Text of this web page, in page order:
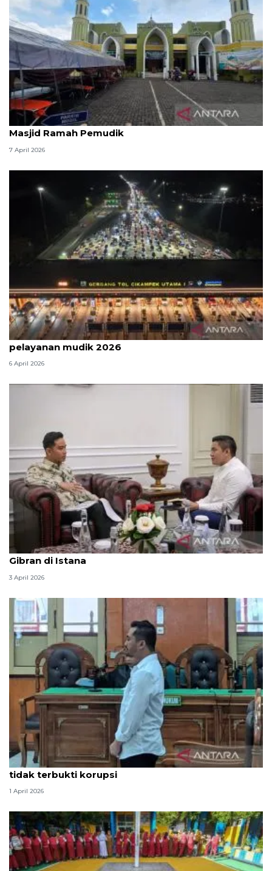
Kemenag: 3,5 juta orang manfaatkan layanan
Masjid Ramah Pemudik
7 April 2026
Survei: 88,8 persen responden puas dengan
pelayanan mudik 2026
6 April 2026
Seskab Teddy silaturahmi Idul Fitri ke Wapres
Gibran di Istana
3 April 2026
Hakim PN Medan vonis bebas Amsal Sitepu karena
tidak terbukti korupsi
1 April 2026